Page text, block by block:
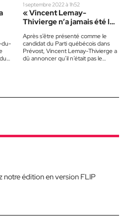
du-
1 septembre 2022 à 1h52
« Vincent Lemay-
Thivierge n’a jamais été le
Après s’être présenté comme le
candidat du Parti québécois dans
Prévost, Vincent Lemay-Thivierge a
dû annoncer qu’il n’était pas le
notre édition en version FLIP